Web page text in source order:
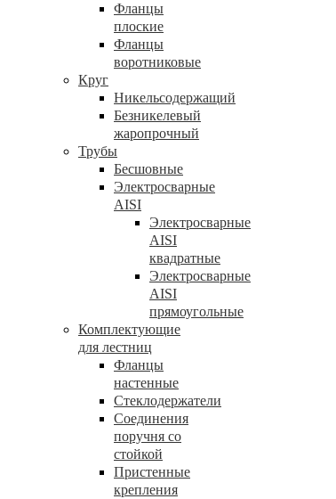
Фланцы
плоские
Фланцы
воротниковые
Круг
Никельсодержащий
Безникелевый
жаропрочный
Трубы
Бесшовные
Электросварные
AISI
Электросварные
AISI
квадратные
Электросварные
AISI
прямоугольные
Комплектующие
для лестниц
Фланцы
настенные
Стеклодержатели
Соединения
поручня со
стойкой
Пристенные
крепления